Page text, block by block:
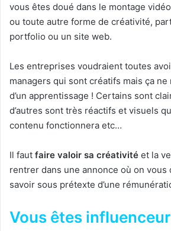
vous êtes doué dans le montage
ou toute autre forme de créativité,
portfolio ou un site web.
Les entreprises voudraient toutes
managers qui sont créatifs mais ça
d’un apprentissage ! Certains sont
d’autres sont très réactifs et visuels
contenu fonctionnera etc…
Il faut faire valoir sa créativité et la
rentrer dans une annonce où on vous
savoir sous prétexte d’une
Vous êtes